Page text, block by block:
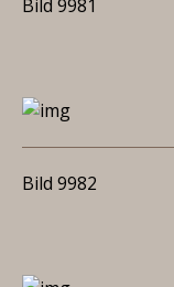
Bild 9981
Bild 9982